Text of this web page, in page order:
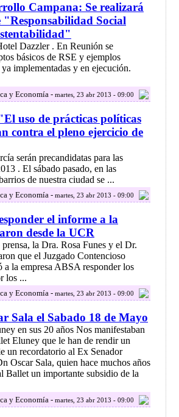
Campana: Se realizará
"Responsabilidad Social
Dazzler . En Reunión se
básicos de RSE y ejemplos
implementadas y en ejecución.
y Economía - martes, 23 abr 2013 - 09:00
uso de prácticas políticas
contra el pleno ejercicio de
serán precandidatas para las
. El sábado pasado, en las
de nuestra ciudad se ...
y Economía - martes, 23 abr 2013 - 09:00
el informe a la
desde la UCR
la Dra. Rosa Funes y el Dr.
que el Juzgado Contencioso
la empresa ABSA responder los
los ...
y Economía - martes, 23 abr 2013 - 09:00
Sala el Sabado 18 de Mayo
en sus 20 años Nos manifestaban
Eluney que le han de rendir un
un recordatorio al Ex Senador
Oscar Sala, quien hace muchos años
Ballet un importante subsidio de la
y Economía - martes, 23 abr 2013 - 09:00